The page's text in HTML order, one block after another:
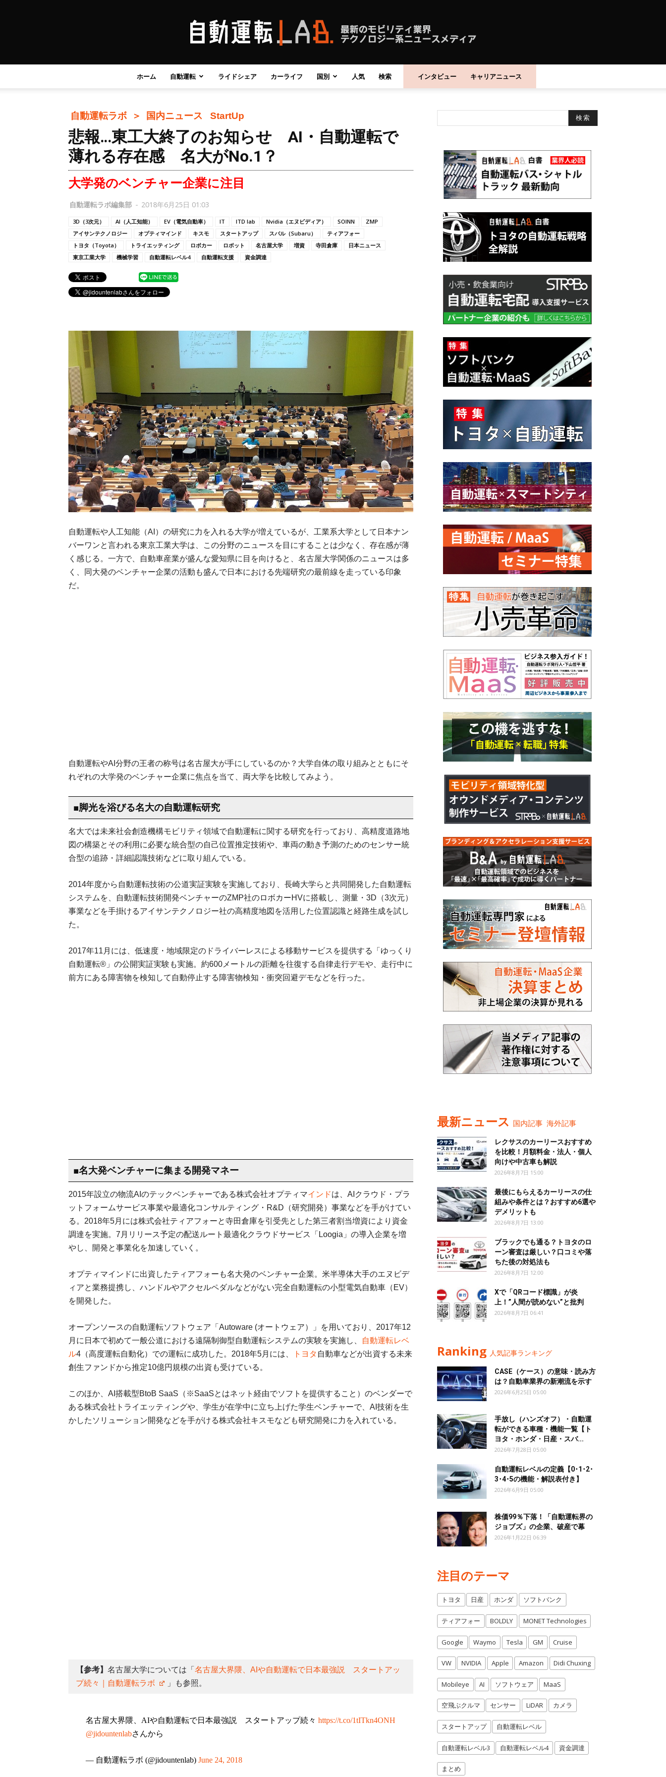
自
動
ホーム 自動運転 ライドシェア カーライフ 国別 人気 検索 インタビュー キャリアニュース
自動運転ラボ ＞ 国内ニュース StartUp
悲報…東工大終了のお知らせ AI・自動運転で
薄れる存在感 名大がNo.1？
大学発のベンチャー企業に注目
自動運転ラボ編集部 - 2018年6月25日 01:03
3D（3次元） AI（人工知能） EV（電気自動車） IT ITD lab Nvidia（エヌビディア） SOINN
ZMP
アイサンテクノロジー
オプティマインド キスモ スタートアップ スバル（Subaru）
ティアフォー
トヨタ（Toyota）
トライエッティング ロボカー ロボット 名古屋大学 増資 寺田倉庫
日本ニュース
東京工業大学
機械学習 自動運転レベル4 自動運転支援 資金調達
自動運転や人工知能（AI）の研究に力を入れる大学が増えているが、工業系大学として日本ナン
バーワンと言われる東京工業大学は、この分野のニュースを目にすることは少なく、存在感が薄
く感じる。一方で、自動車産業が盛んな愛知県に目を向けると、名古屋大学関係のニュースは多
く、同大発のベンチャー企業の活動も盛んで日本における先端研究の最前線を走っている印象
だ。
自動運転やAI分野の王者の称号は名古屋大が手にしているのか？大学自体の取り組みとともにそ
れぞれの大学発のベンチャー企業に焦点を当て、両大学を比較してみよう。
■脚光を浴びる名大の自動運転研究
名大では未来社会創造機構モビリティ領域で自動運転に関する研究を行っており、高精度道路地
図の構築とその利用に必要な統合型の自己位置推定技術や、車両の動き予測のためのセンサー統
合型の追跡・詳細認識技術などに取り組んでいる。
2014年度から自動運転技術の公道実証実験を実施しており、長崎大学らと共同開発した自動運転
システムを、自動運転技術開発ベンチャーのZMP社のロボカーHVに搭載し、測量・3D（3次元）
事業などを手掛けるアイサンテクノロジー社の高精度地図を活用した位置認識と経路生成を試し
た。
2017年11月には、低速度・地域限定のドライバーレスによる移動サービスを提供する「ゆっくり
自動運転®」の公開実証実験も実施。約600メートルの距離を往復する自律走行デモや、走行中に
前方にある障害物を検知して自動停止する障害物検知・衝突回避デモなどを行った。
■名大発ベンチャーに集まる開発マネー
2015年設立の物流AIのテックベンチャーである株式会社オプティマインドは、AIクラウド・プラ
ットフォームサービス事業や最適化コンサルティング・R&D（研究開発）事業などを手がけてい
る。2018年5月には株式会社ティアフォーと寺田倉庫を引受先とした第三者割当増資により資金
調達を実施。7月リリース予定の配送ルート最適化クラウドサービス「Loogia」の導入企業を増
やし、開発と事業化を加速していく。
オプティマインドに出資したティアフォーも名大発のベンチャー企業。米半導体大手のエヌビデ
ィアと業務提携し、ハンドルやアクセルペダルなどがない完全自動運転の小型電気自動車（EV）
を開発した。
オープンソースの自動運転ソフトウェア「Autoware (オートウェア）」を用いており、2017年12
月に日本で初めて一般公道における遠隔制御型自動運転システムの実験を実施し、
自動運転レベ
ル4（高度運転自動化）での運転に成功した。2018年5月には、 トヨタ 自動車などが出資する未来
創生ファンドから推定10億円規模の出資も受けている。
このほか、AI搭載型BtoB SaaS（※SaaSとはネット経由でソフトを提供すること）のベンダーで
ある株式会社トライエッティングや、学生が在学中に立ち上げた学生ベンチャーで、AI技術を生
かしたソリューション開発などを手がける株式会社キスモなども研究開発に力を入れている。
【参考】 名古屋大学については「 名古屋大界隈、AIや自動運転で日本最強説 スタートアッ
プ続々｜自動運転ラボ
」も参照。
名古屋大界隈、AIや自動運転で日本最強説 スタートアップ続々 https://t.co/1tITkn4ONH
@jidountenlabさんから
— 自動運転ラボ (@jidountenlab) June 24, 2018
最新ニュース 国内記事 海外記事
レクサスのカーリースおすすめ
を比較！月額料金・法人・個人
向けや中古車も解説
2026年8月7日 15:00
最後にもらえるカーリースの仕
組みや条件とは？おすすめ6選や
デメリットも
2026年8月7日 13:00
ブラックでも通る？トヨタのロ
ーン審査は厳しい？口コミや落
ちた後の対処法も
2026年8月7日 12:00
Xで「QRコード標識」が炎
上！”人間が読めない”と批判
2026年8月7日 06:41
Ranking 人気記事ランキング
CASE（ケース）の意味・読み方
は？自動車業界の新潮流を示す
2026年6月25日 05:00
手放し（ハンズオフ）・自動運
転ができる車種・機能一覧【ト
ヨタ・ホンダ・日産・スバ...
2026年7月28日 05:00
自動運転レベルの定義【0･1･2･
3･4･5の機能・解説表付き】
2026年6月9日 05:00
株価99％下落！「自動運転界の
ジョブズ」の企業、破産で幕
2026年1月22日 06:39
注目のテーマ
トヨタ 日産 ホンダ ソフトバンク
ティアフォー BOLDLY MONET Technologies
Google Waymo Tesla GM Cruise
VW NVIDIA Apple Amazon Didi Chuxing
Mobileye AI ソフトウェア MaaS
空飛ぶクルマ センサー LiDAR カメラ
スタートアップ 自動運転レベル
自動運転レベル3 自動運転レベル4 資金調達
まとめ